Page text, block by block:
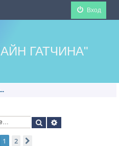
Вход
ГАТЧИНА"
Поиск
1 2